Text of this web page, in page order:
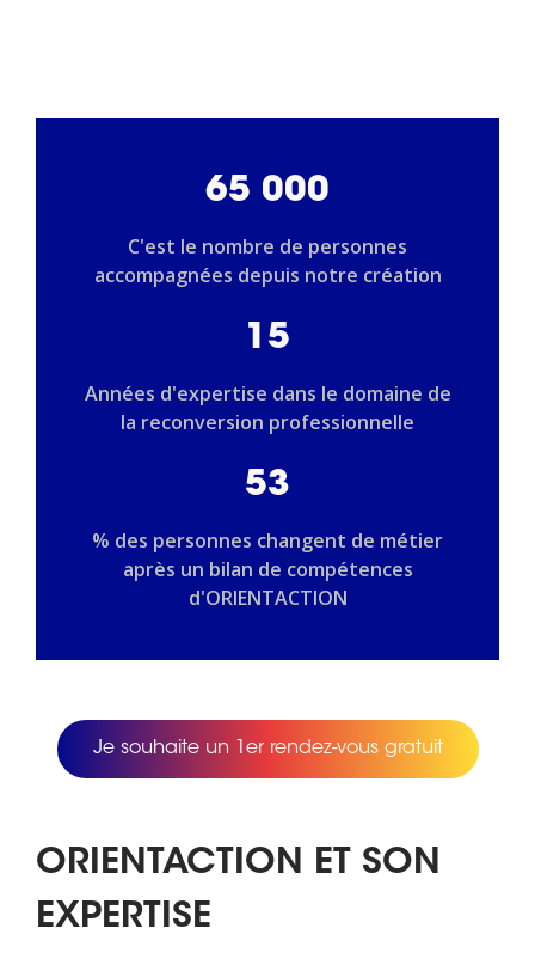
65 000
C'est le nombre de personnes
accompagnées depuis notre création
15
Années d'expertise dans le domaine de
la reconversion professionnelle
53
% des personnes changent de métier
après un bilan de compétences
d'ORIENTACTION
Je souhaite un 1er rendez-vous gratuit
ORIENTACTION ET SON
EXPERTISE